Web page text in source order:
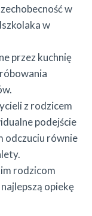
w
w
przez kuchnię
z rodzicem
podejście
odczuciu równie
rodzicom
opiekę